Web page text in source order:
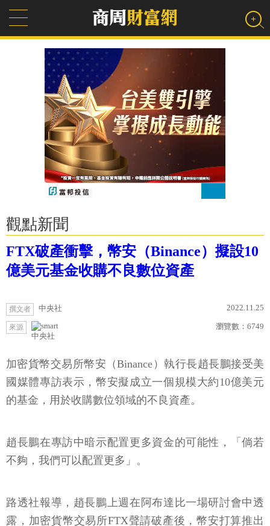
觀點新聞
FTX破產衝擊，幣安（Binance）擬設10
億美元基金收購不良數位資產
撰文者 中央社 2022.11.25
來源
中央社
瀏覽數： 6749
加密貨幣交易所幣安（Binance）執行長趙長鵬接受美
國媒體專訪表示，幣安擬成立一個規模大約10億美元
的基金，用於收購數位領域的不良資產。
趙長鵬在專訪中暗示配置更多資金的可能性，「倘若
不夠，我們可以配置更多」。
路透社報導，趙長鵬上週在阿布達比一場研討會中透
露，加密貨幣交易所FTX聲請破產後，幣安打算推出